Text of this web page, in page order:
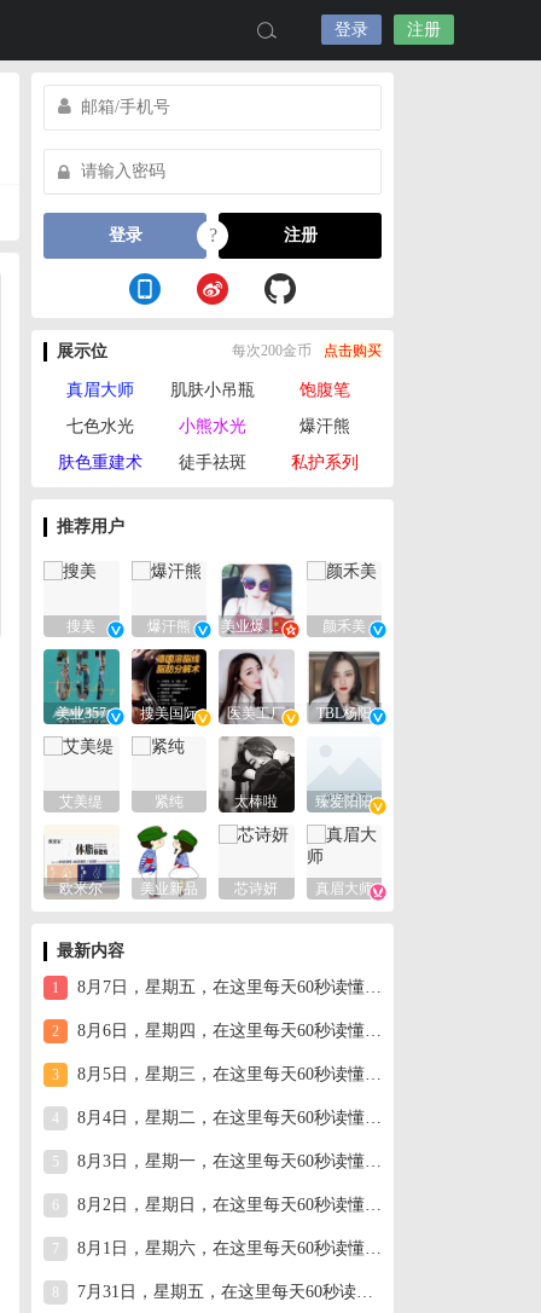
登录 注册
登录 ? 注册
展示位 每次200金币 点击购买
真眉大师 肌肤小吊瓶
饱腹笔
七色水光
小熊水光
爆汗熊
肤色重建术
徒手祛斑 私护系列
推荐用户
搜美 爆汗熊 美业爆款平台 颜禾美
美业357 搜美国际 医美工厂 TBL杨阳
艾美缇 紧纯 太棒啦 臻爱阳阳
欧米尔 美业新品 芯诗妍 真眉大师
最新内容
1 8月7日，星期五，在这里每天60秒读懂世界！
2 8月6日，星期四，在这里每天60秒读懂世界！
3 8月5日，星期三，在这里每天60秒读懂世界！
4 8月4日，星期二，在这里每天60秒读懂世界！
5 8月3日，星期一，在这里每天60秒读懂世界！
6 8月2日，星期日，在这里每天60秒读懂世界！
7 8月1日，星期六，在这里每天60秒读懂世界！
7月31日，星期五，在这里每天60秒读懂世界！